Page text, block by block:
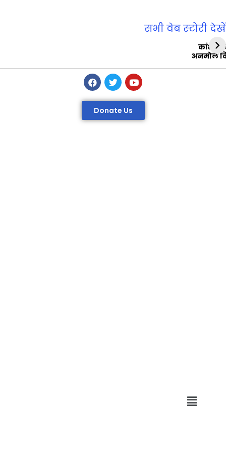
अनमोल
सभी वेब स्‍टोरी देखें
Donate Us